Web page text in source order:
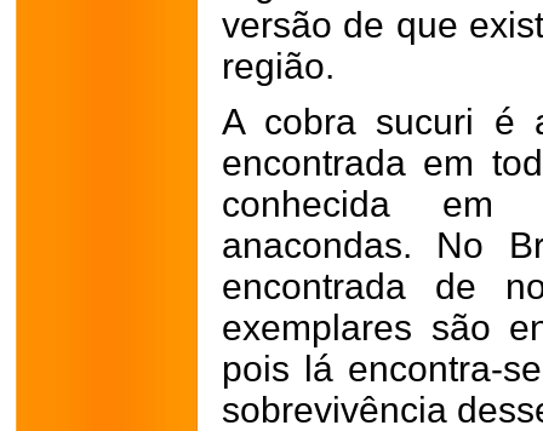
versão de que
região.
A cobra sucuri é
encontrada em
conhecida em
anacondas. No
encontrada de
exemplares são
pois lá encontra-
sobrevivência